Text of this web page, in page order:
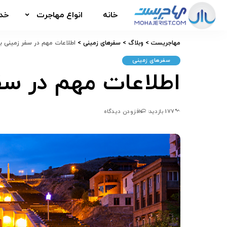
خانه انواع مهاجرت
ایتالیا
کانادا
اتریش
هلند
مهاجریست > وبلاگ > سفرهای زمینی > اطلاعات مهم در سفر زمینی
سفرهای زمینی
اطلاعات مهم در
177 بازدید افزودن دیدگاه